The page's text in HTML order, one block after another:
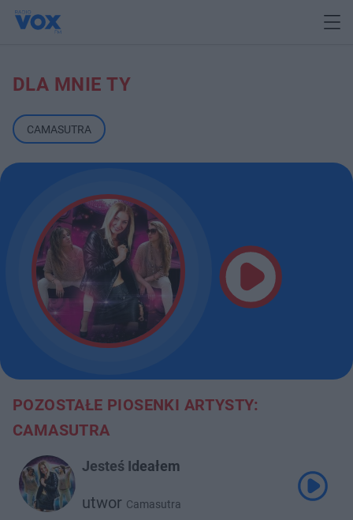
DLA MNIE TY
CAMASUTRA
POZOSTAŁE PIOSENKI ARTYSTY:
CAMASUTRA
Jesteś Ideałem
utwor Camasutra